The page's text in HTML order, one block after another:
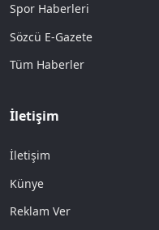
Spor Haberleri
Sözcü E-Gazete
Tüm Haberler
İletişim
İletişim
Künye
Reklam Ver